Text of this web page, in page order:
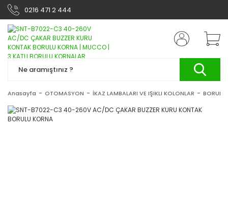
0216 471 2 444
Anasayfa OTOMASYON İKAZ LAMBALARI VE IŞIKLI KOLONLAR BORULU